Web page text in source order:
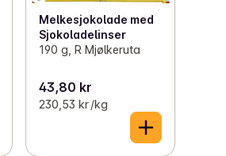
Melkesjokolade med
Sjokoladelinser
190 g, R Mjølkeruta
43,80 kr
230,53 kr /kg